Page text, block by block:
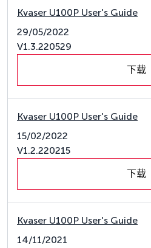
Kvaser U100P User's Guide
29/05/2022
V1.3.220529
下载
Kvaser U100P User's Guide
15/02/2022
V1.2.220215
下载
Kvaser U100P User's Guide
14/11/2021